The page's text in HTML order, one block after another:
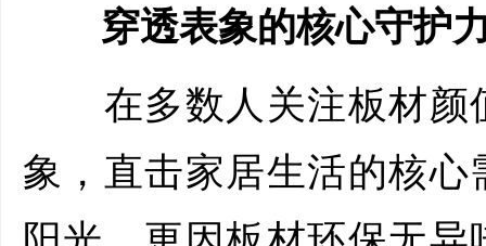
穿透表象的核心守护
在多数人关注板材颜
象，直击家居生活的核